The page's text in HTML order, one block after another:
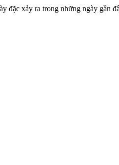
xảy ra trong những ngày gần